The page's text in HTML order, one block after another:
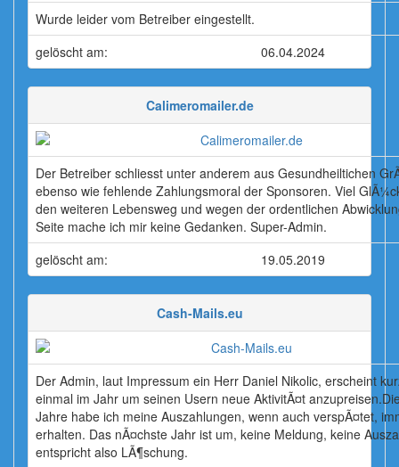
Wurde leider vom Betreiber eingestellt.
gelöscht am:
06.04.2024
Calimeromailer.de
Der Betreiber schliesst unter anderem aus Gesundheiltichen
ebenso wie fehlende Zahlungsmoral der Sponsoren. Viel
den weiteren Lebensweg und wegen der ordentlichen
Seite mache ich mir keine Gedanken. Super-Admin.
gelöscht am:
19.05.2019
Cash-Mails.eu
Der Admin, laut Impressum ein Herr Daniel Nikolic, erscheint
einmal im Jahr um seinen Usern neue AktivitÃ¤t
Jahre habe ich meine Auszahlungen, wenn auch verspÃ¤tet,
erhalten. Das nÃ¤chste Jahr ist um, keine Meldung, keine
entspricht also LÃ¶schung.